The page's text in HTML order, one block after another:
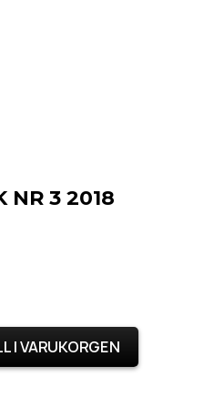
NR 3 2018
I VARUKORGEN